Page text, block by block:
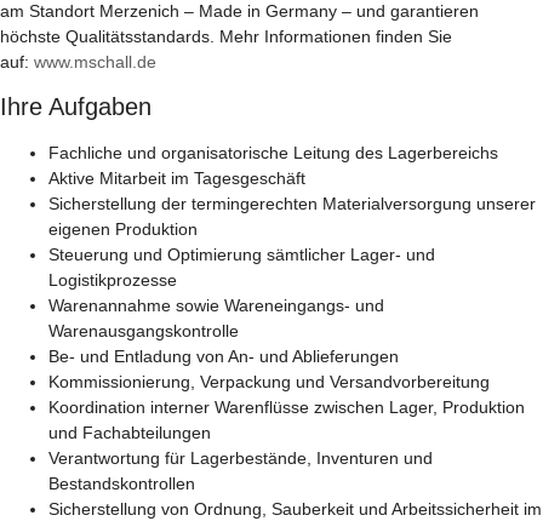
am Standort Merzenich – Made in Germany – und garantieren
höchste Qualitätsstandards. Mehr Informationen finden Sie
auf: www.mschall.de
Ihre Aufgaben
Fachliche und organisatorische Leitung des Lagerbereichs
Aktive Mitarbeit im Tagesgeschäft
Sicherstellung der termingerechten Materialversorgung unserer
eigenen Produktion
Steuerung und Optimierung sämtlicher Lager- und
Logistikprozesse
Warenannahme sowie Wareneingangs- und
Warenausgangskontrolle
Be- und Entladung von An- und Ablieferungen
Kommissionierung, Verpackung und Versandvorbereitung
Koordination interner Warenflüsse zwischen Lager, Produktion
und Fachabteilungen
Verantwortung für Lagerbestände, Inventuren und
Bestandskontrollen
Sicherstellung von Ordnung, Sauberkeit und Arbeitssicherheit im